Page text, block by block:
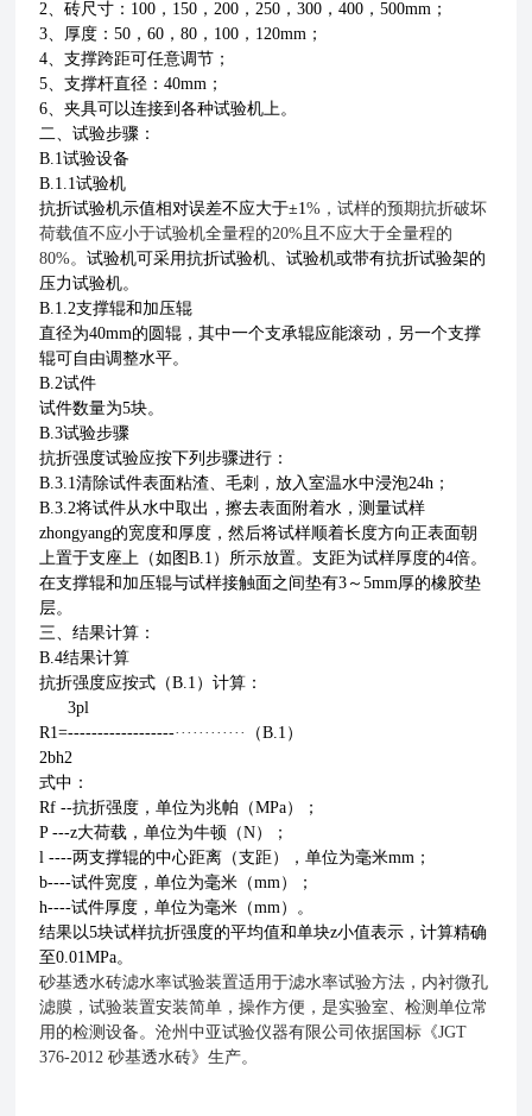
2、砖尺寸：100，150，200，250，300，400，500mm；
3、厚度：50，60，80，100，120mm；
4、支撑跨距可任意调节；
5、支撑杆直径：40mm；
6、夹具可以连接到各种试验机上。
二、试验步骤：
B 1试验设备
B 1.1试验机
抗折试验机示值相对误差不应大于±1% ，试样的预期抗折破坏
荷载值不应小于试验机全量程的20% 且不应大于全量程的
80%。试验机可采用抗折试验机、试验机或带有抗折试验架的
压力试验机。
B 1.2支撑辊和加压辊
直径为40mm的圆辊，其中一个支承辊应能滚动 ，另一个支撑
辊可自由调整水平。
B 2试件
试件数量为5块。
B .3试验步骤
抗折强度试验应按下列步骤进行：
B .3.1清除试件表面粘渣、毛刺，放入室温水中浸泡24h ；
B .3.2将试件从水中取出 ，擦去表面附着水，测量试样
zhongyang的宽度和厚度，然后将试样顺着长度方向正表面朝
上置于支座上（如图B 1）所示放置。支距为试样厚度的4倍。
在支撑辊和加压辊与试样接触面之间垫有3～5mm厚的橡胶垫
层。
三、结果计算 ：
B.4结果计算
抗折强度应按式（B 1）计算：
3pl
R1=------------------············ （B 1）
2bh2
式中：
Rf --抗折强度，单位为兆帕（MPa）
；
P---z大荷载，单位为牛顿（N）
；
l ----两支撑辊的中心距离 （支距） ，单位为毫米mm；
b----试件宽度，单位为毫米（mm ）；
h----试件厚度，单位为毫米（mm ）。
结果以5块试样抗折强度的平均值和单块z小值表示，计算精确
至0.01MPa。
砂基透水砖滤水率试验装置适用于滤水率试验方法，内衬微孔
滤膜，试验装置安装简单，操作方便，是实验室、检测单位常
用的检测设备。沧州中亚试验仪器有限公司依据国标《JGT
376-2012 砂基透水砖》生产。